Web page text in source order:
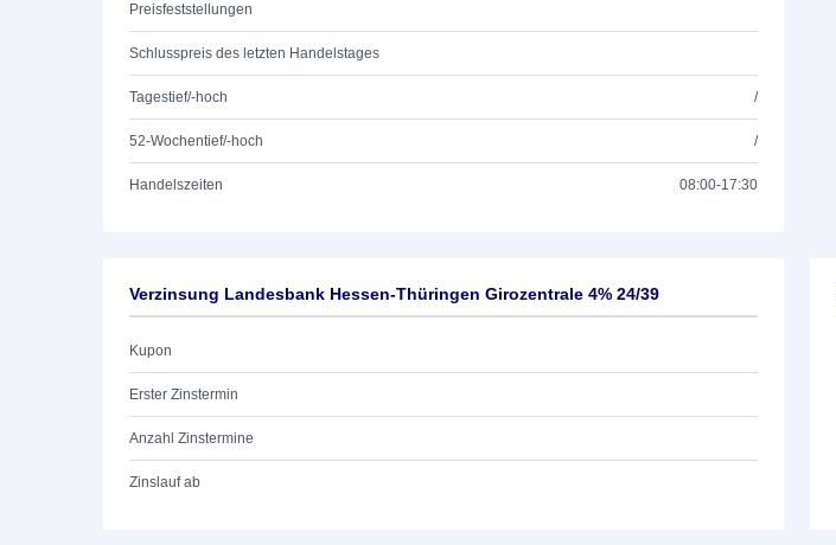
Preisfeststellungen
Schlusspreis des letzten Handelstages
Tagestief/-hoch /
52-Wochentief/-hoch /
Handelszeiten 08:00-17:30
Verzinsung Landesbank Hessen-Thüringen Girozentrale 4% 24/39
Kupon
Erster Zinstermin
Anzahl Zinstermine
Zinslauf ab